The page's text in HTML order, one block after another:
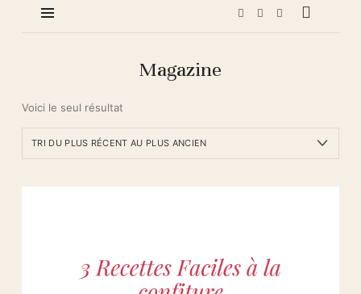
Magazine
Voici le seul résultat